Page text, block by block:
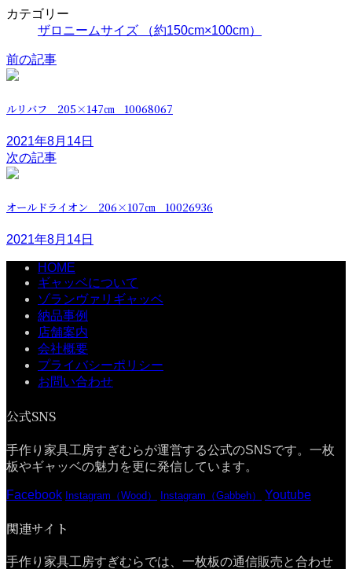
カテゴリー
ザロニームサイズ （約150cm×100cm）
前の記事
ルリバフ 205×147㎝ 10068067
2021年8月14日
次の記事
オールドライオン 206×107㎝ 10026936
2021年8月14日
HOME
ギャッベについて
ゾランヴァリギャッベ
納品事例
店舗案内
会社概要
プライバシーポリシー
お問い合わせ
公式SNS
手作り家具工房すぎむらが運営する公式のSNSです。一枚
板やギャッベの魅力を更に発信しています。
Facebook Instagram（Wood） Instagram（Gabbeh） Youtube
関連サイト
手作り家具工房すぎむらでは、一枚板の通信販売と合わせ